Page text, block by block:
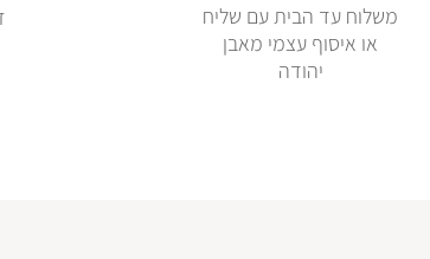
משלוח עד הבית עם שליח
או איסוף עצמי מאבן
יהודה